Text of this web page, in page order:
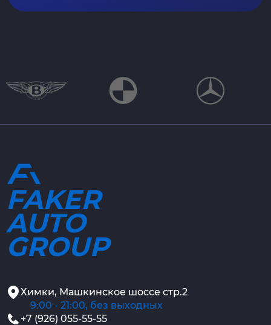
FAKER
AUTO
GROUP
Химки, Машкинское шоссе стр.2
9:00 - 21:00, без выходных
+7 (926) 055-55-55